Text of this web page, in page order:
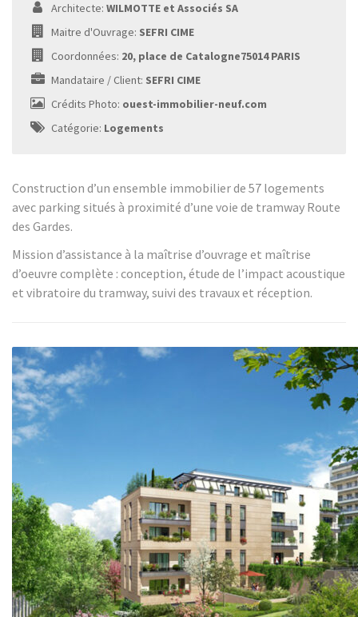
Architecte: WILMOTTE et Associés SA
Maitre d'Ouvrage: SEFRI CIME
Coordonnées: 20, place de Catalogne75014 PARIS
Mandataire / Client: SEFRI CIME
Crédits Photo: ouest-immobilier-neuf.com
Catégorie: Logements
Construction d’un ensemble immobilier de 57 logements
avec parking situés à proximité d’une voie de tramway Route
des Gardes.
Mission d’assistance à la maîtrise d’ouvrage et maîtrise
d’oeuvre complète : conception, étude de l’impact acoustique
et vibratoire du tramway, suivi des travaux et réception.